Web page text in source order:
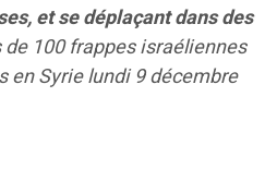
et se déplaçant dans des
de 100 frappes israéliennes
en Syrie lundi 9 décembre